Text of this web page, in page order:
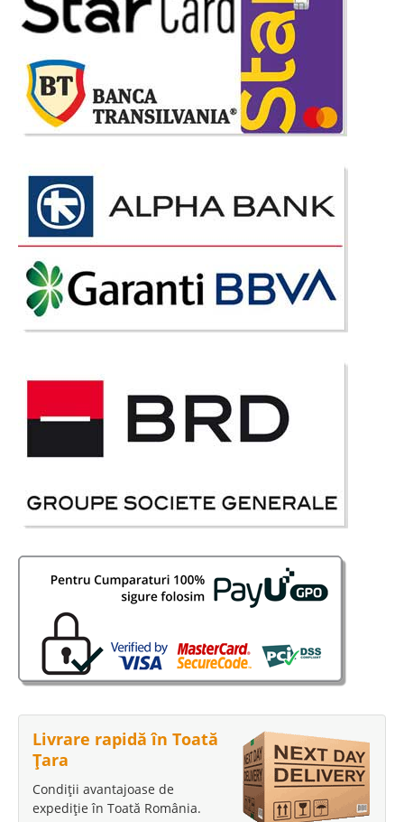
Livrare rapidă în Toată
Țara
Condiții avantajoase de
expediție în Toată România.